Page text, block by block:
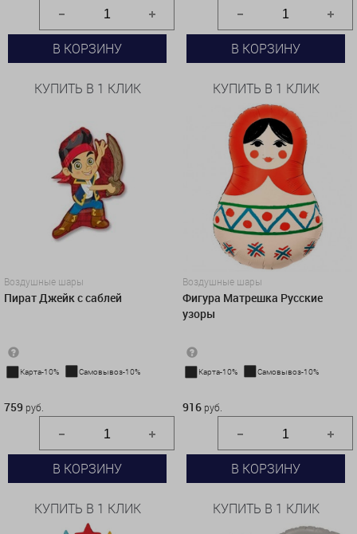
В КОРЗИНУ
КУПИТЬ В 1 КЛИК
В КОРЗИНУ
КУПИТЬ В 1 КЛИК
Воздушные шары
Пират Джейк с саблей
Карта-10% Самовывоз-10%
759 руб.
В КОРЗИНУ
КУПИТЬ В 1 КЛИК
Воздушные шары
Фигура Матрешка Русские
узоры
Карта-10% Самовывоз-10%
916 руб.
В КОРЗИНУ
КУПИТЬ В 1 КЛИК